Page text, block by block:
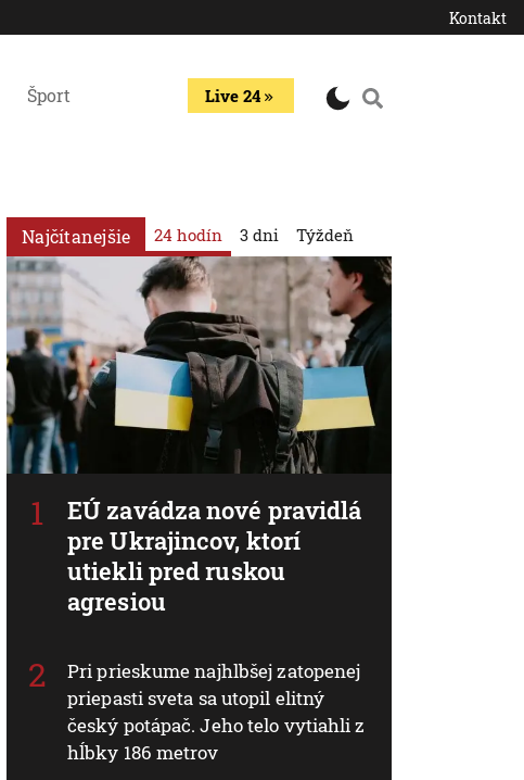
Kontakt
Šport Live 24
Najčítanejšie 24 hodín
EÚ zavádza nové pravidlá
pre Ukrajincov, ktorí
utiekli pred ruskou
agresiou
Pri prieskume najhlbšej zatopenej
priepasti sveta sa utopil elitný
český potápač. Jeho telo vytiahli z
hĺbky 186 metrov
3 dni Týždeň